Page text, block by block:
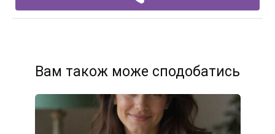
Вам також може сподобатись